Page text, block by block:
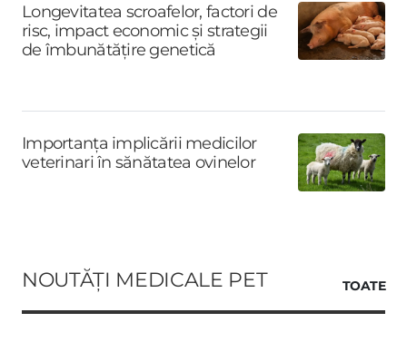
Longevitatea scroafelor, factori de
risc, impact economic și strategii
de îmbunătățire genetică
Importanța implicării medicilor
veterinari în sănătatea ovinelor
NOUTĂȚI MEDICALE PET TOATE